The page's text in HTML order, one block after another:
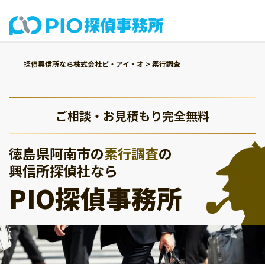
探偵興信所なら株式会社ピ・アイ・オ > 素行調査
ご相談・お見積もり完全無料
徳島県阿南市の素行調査の
興信所探偵社なら
PIO探偵事務所